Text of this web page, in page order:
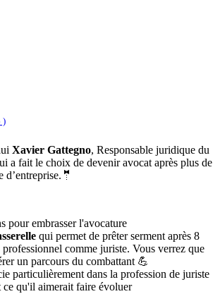
)
Xavier Gattegno, Responsable juridique du
a fait le choix de devenir avocat après plus de
d’entreprise.🤵
pour embrasser l'avocature
qui permet de prêter serment après 8
professionnel comme juriste. Vous verrez que
un parcours du combattant 💪
particulièrement dans la profession de juriste
ce qu'il aimerait faire évoluer